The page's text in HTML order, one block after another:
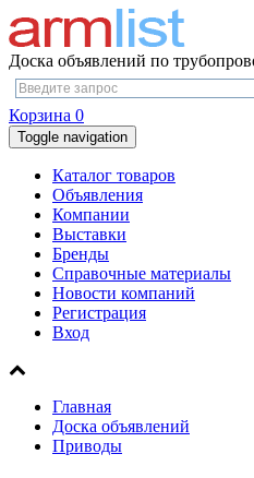
Доска объявлений по
Корзина 0
Toggle navigation
Каталог товаров
Объявления
Компании
Выставки
Бренды
Справочные материалы
Новости компаний
Регистрация
Вход
Главная
Доска объявлений
Приводы